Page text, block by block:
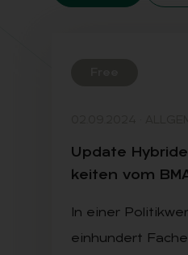
Up­date
kei­ten vom
In einer
einhundert